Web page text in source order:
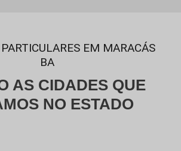
EM MARACÁS
BA
AS CIDADES QUE
NO ESTADO